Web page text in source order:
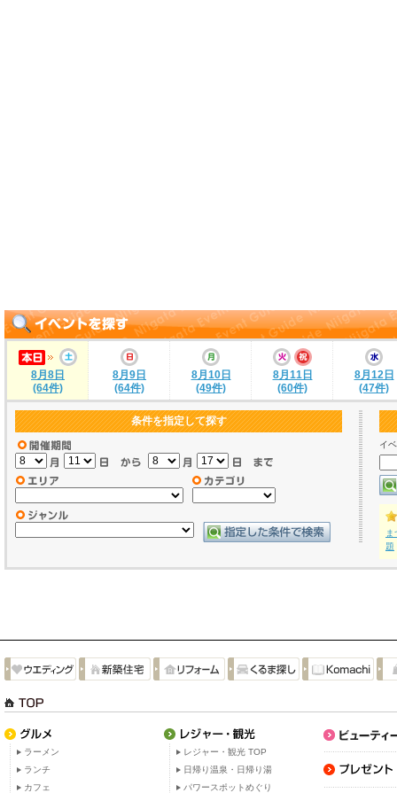
8月8日
(64件)
8月9日
(64件)
8月10日
(49件)
8月11日
(60件)
8月12日
(47件)
条件を指定して探す
イ
ま
題
ラーメン
ランチ
カフェ
レジャー・観光 TOP
日帰り温泉・日帰り湯
パワースポットめぐり